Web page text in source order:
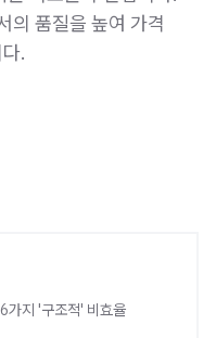
의 품질을 높여 가격
.
가지 '구조적' 비효율